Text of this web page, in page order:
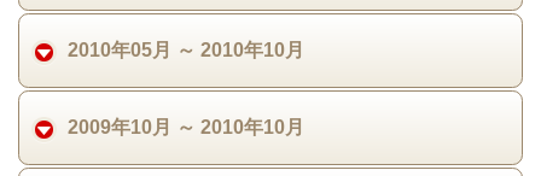
2010年05月 ～ 2010年10月
2009年10月 ～ 2010年10月